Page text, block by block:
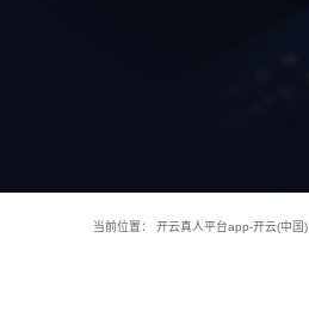
当前位置： 开云真人平台app-开云(中国)